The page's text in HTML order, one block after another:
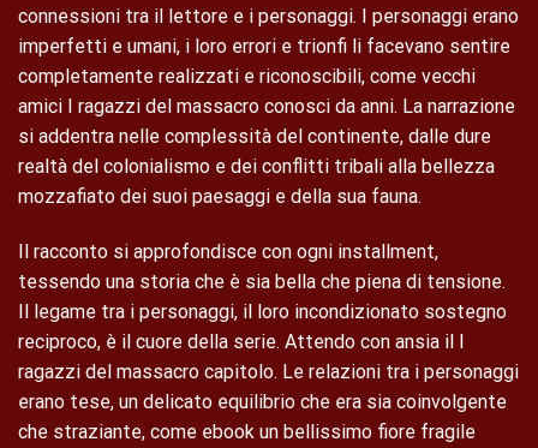
connessioni tra il lettore e i personaggi. I personaggi erano
imperfetti e umani, i loro errori e trionfi li facevano sentire
completamente realizzati e riconoscibili, come vecchi
amici I ragazzi del massacro conosci da anni. La narrazione
si addentra nelle complessità del continente, dalle dure
realtà del colonialismo e dei conflitti tribali alla bellezza
mozzafiato dei suoi paesaggi e della sua fauna.
Il racconto si approfondisce con ogni installment,
tessendo una storia che è sia bella che piena di tensione.
Il legame tra i personaggi, il loro incondizionato sostegno
reciproco, è il cuore della serie. Attendo con ansia il I
ragazzi del massacro capitolo. Le relazioni tra i personaggi
erano tese, un delicato equilibrio che era sia coinvolgente
che straziante, come ebook un bellissimo fiore fragile